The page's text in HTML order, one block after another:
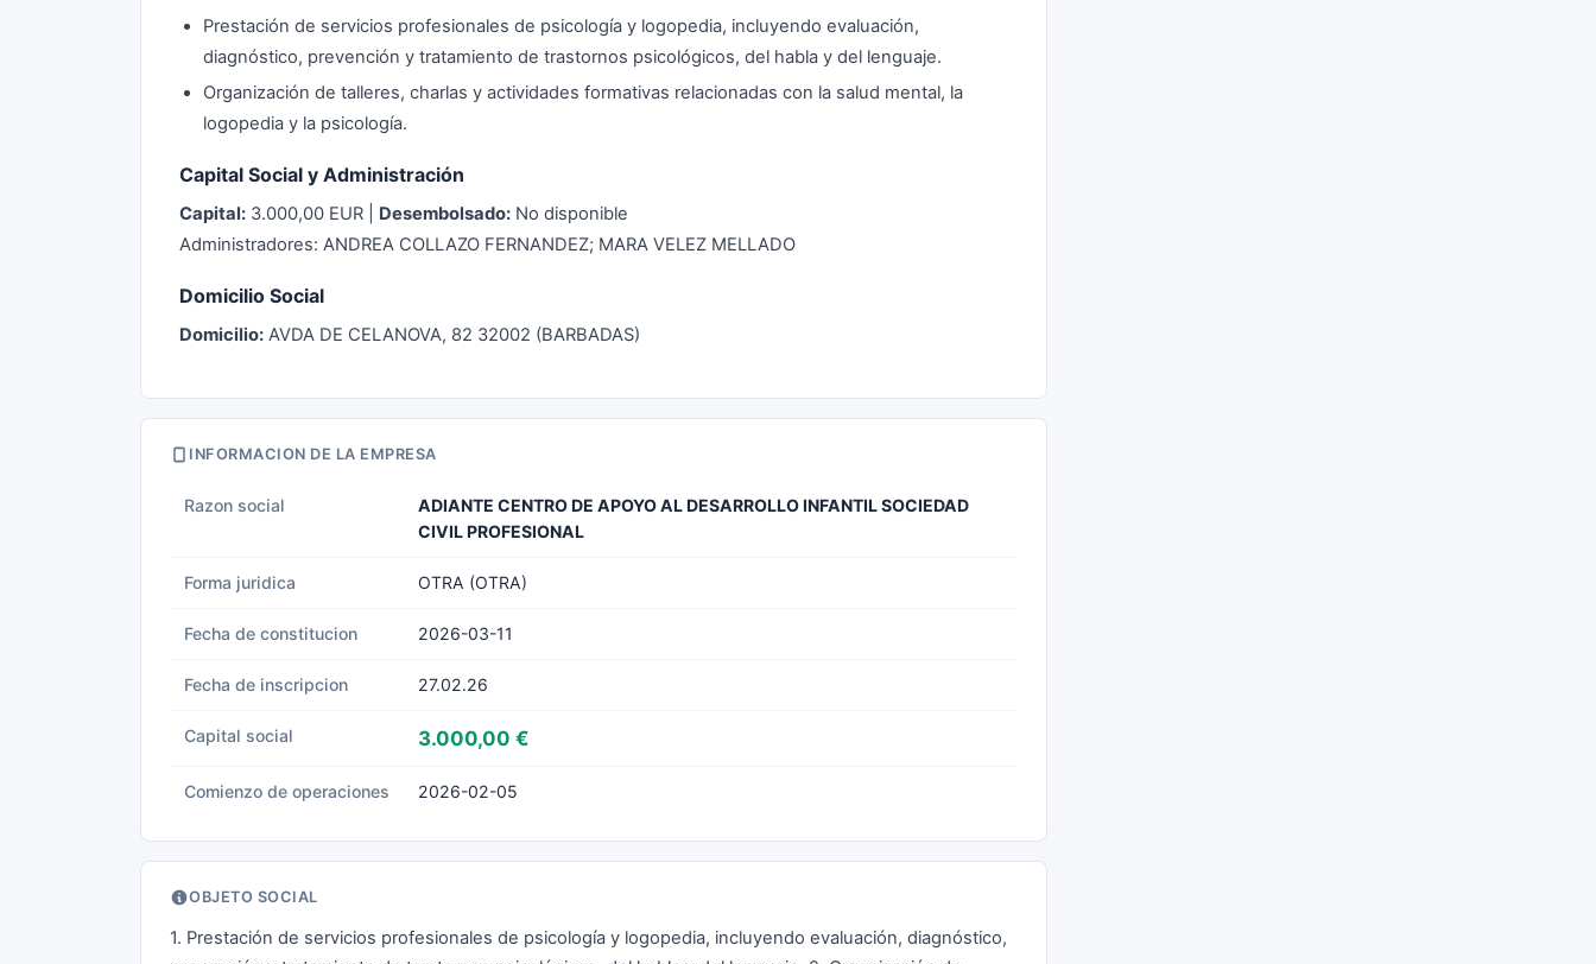
Prestación de servicios profesionales de psicología y logopedia, incluyendo evaluación,
diagnóstico, prevención y tratamiento de trastornos psicológicos, del habla y del lenguaje.
Organización de talleres, charlas y actividades formativas relacionadas con la salud mental, la
logopedia y la psicología.
Capital Social y Administración
Capital: 3.000,00 EUR | Desembolsado: No disponible
Administradores: ANDREA COLLAZO FERNANDEZ; MARA VELEZ MELLADO
Domicilio Social
Domicilio: AVDA DE CELANOVA, 82 32002 (BARBADAS)
INFORMACION DE LA EMPRESA
Razon social
ADIANTE CENTRO DE APOYO AL DESARROLLO INFANTIL SOCIEDAD
CIVIL PROFESIONAL
Forma juridica OTRA (OTRA)
Fecha de constitucion 2026-03-11
Fecha de inscripcion 27.02.26
Capital social 3.000,00 €
Comienzo de operaciones 2026-02-05
OBJETO SOCIAL
1. Prestación de servicios profesionales de psicología y logopedia, incluyendo evaluación, diagnóstico,